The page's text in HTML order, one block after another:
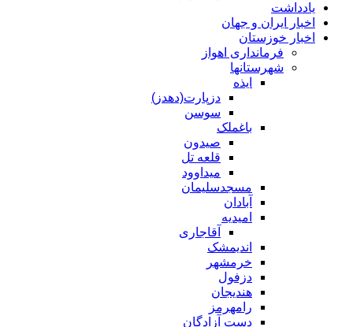
یادداشت
اخبار ایران و جهان
اخبار خوزستان
فرمانداری اهواز
شهرستانها
ایذه
دزپارت(دهدز)
سوسن
باغملک
صیدون
قلعه تل
میداوود
مسجدسلیمان
آبادان
امیدیه
آقاجاری
اندیمشک
خرمشهر
دزفول
هندیجان
رامهرمز
دست آزادگان